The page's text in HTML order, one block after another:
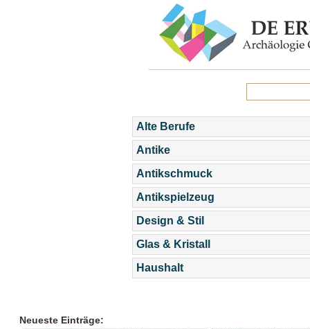
Alte Berufe
Antike
Antikschmuck
Antikspielzeug
Design & Stil
Glas & Kristall
Haushalt
Neueste Einträge: